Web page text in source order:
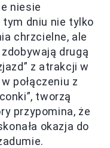
niesie
dniu nie tylko
chrzcielne, ale
drugą
z atrakcji w
połączeniu z
tworzą
przypomina, że
okazja do